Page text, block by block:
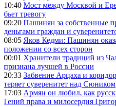
10:40 Мост между Москвой и
бьет тревогу
09:20 Пашинян за собственные
деньгами граждан и
08:05 Яков Кедми: Пашинян
положении со всех сторон
00:01 Хранители традиций из
признана лучшей в России
20:33 Забвение Арцаха и
теряет суверенитет над Сюником
17:03 Армян он любил, как
Гений права и милосердия